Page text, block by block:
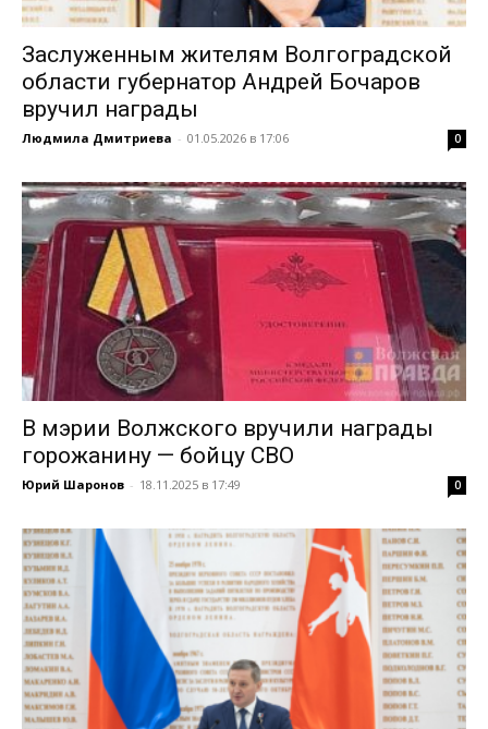
Заслуженным жителям Волгоградской
области губернатор Андрей Бочаров
вручил награды
Людмила Дмитриева - 01.05.2026 в 17:06 0
В мэрии Волжского вручили награды
горожанину — бойцу СВО
Юрий Шаронов - 18.11.2025 в 17:49 0